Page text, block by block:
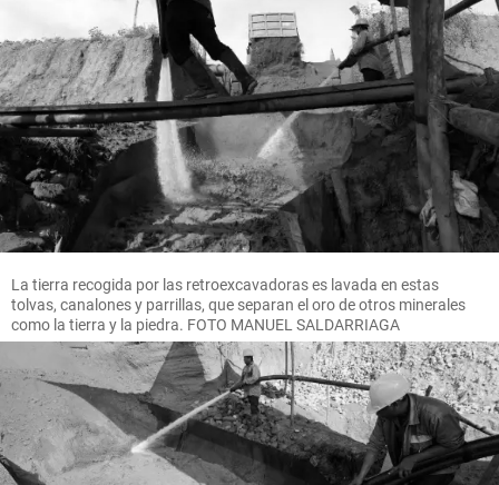
La tierra recogida por las retroexcavadoras es lavada en estas
tolvas, canalones y parrillas, que separan el oro de otros minerales
como la tierra y la piedra. FOTO MANUEL SALDARRIAGA